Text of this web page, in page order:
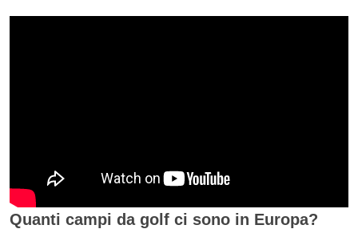
Quanti campi da golf ci sono in Europa?